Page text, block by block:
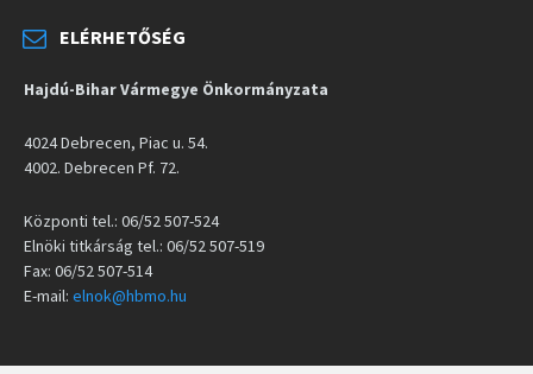
ELÉRHETŐSÉG
Hajdú-Bihar Vármegye Önkormányzata
4024 Debrecen, Piac u. 54.
4002. Debrecen Pf. 72.
Központi tel.: 06/52 507-524
Elnöki titkárság tel.: 06/52 507-519
Fax: 06/52 507-514
E-mail: elnok@hbmo.hu